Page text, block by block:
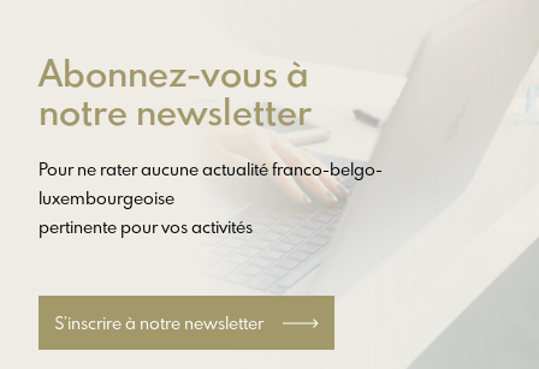
Abonnez-vous à
notre newsletter
Pour ne rater aucune actualité franco-belgo-
luxembourgeoise
pertinente pour vos activités
S’inscrire à notre newsletter